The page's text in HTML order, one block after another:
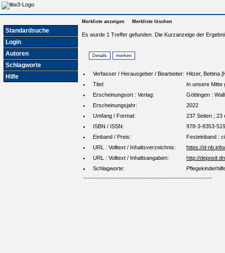
Standardsuche
Login
Autoren
Schlagworte
Hilfe
Merkliste anzeigen Merkliste löschen
Es wurde 1 Treffer gefunden. Die Kurzanzeige der
Verfasser / Herausgeber / Bearbeiter: Hitzer, Bettina
Titel:
In unsere Mitte
Erscheinungsort : Verlag:
Göttingen :
Erscheinungsjahr:
2022
Umfang / Format:
237 Seiten ; 23
ISBN / ISSN:
978-3-8353-
Einband / Preis:
Festeinband :
URL : Volltext / Inhaltsverzeichnis:
https://d-
URL : Volltext / Inhaltsangaben:
http://
Schlagworte:
----------------------------------------------------------------